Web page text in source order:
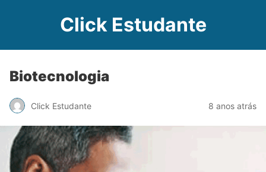
Click Estudante
Biotecnologia
Click Estudante 8 anos atrás